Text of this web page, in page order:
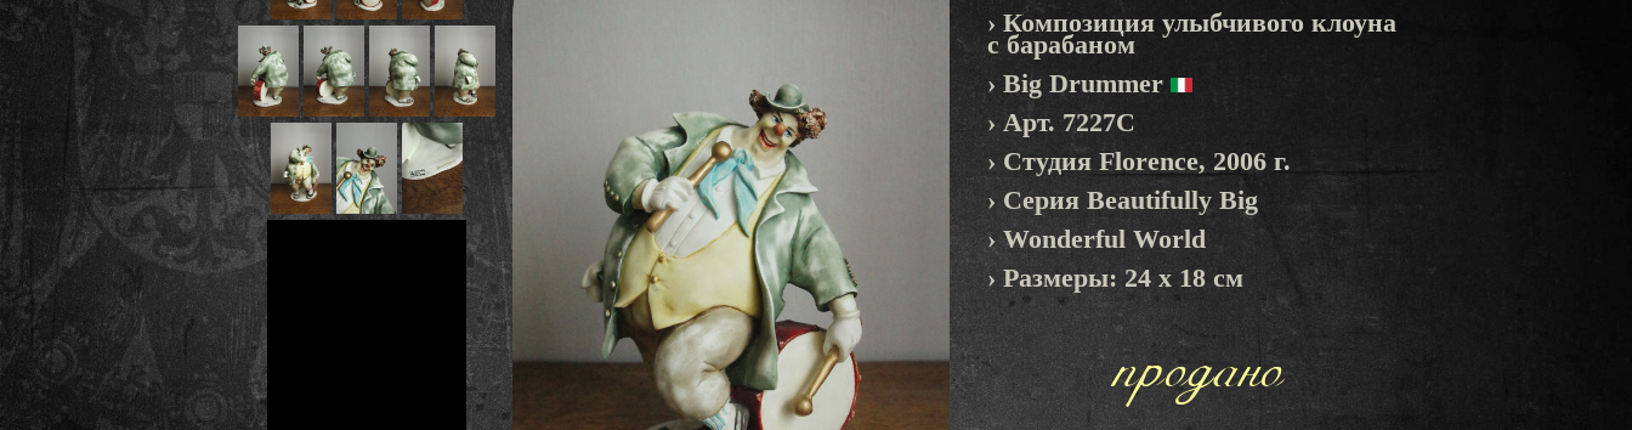
› Композиция улыбчивого клоуна
с барабаном
› Big Drummer
› Арт. 7227C
› Студия Florence, 2006 г.
› Серия Beautifully Big
› Wonderful World
› Размеры: 24 x 18 см
продано